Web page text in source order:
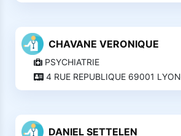
CHAVANE VERONIQUE
PSYCHIATRIE
4 RUE REPUBLIQUE 69001 LYON
DANIEL SETTELEN